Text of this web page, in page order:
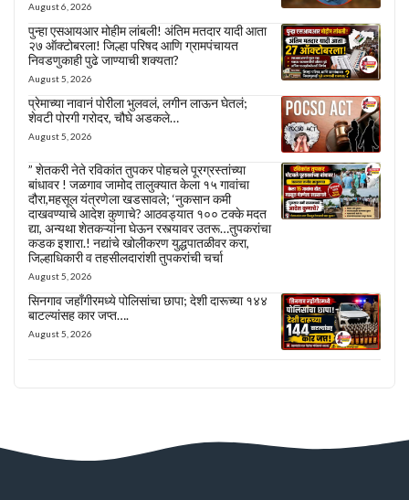
August 6, 2026
पुन्हा एसआयआर मोहीम लांबली! अंतिम मतदार यादी आता
२७ ऑक्टोबरला! जिल्हा परिषद आणि ग्रामपंचायत
निवडणुकाही पुढे जाण्याची शक्यता?
August 5, 2026
प्रेमाच्या नावानं पोरीला भुलवलं, लगीन लाऊन घेतलं;
शेवटी पोरगी गरोदर, चौघे अडकले…
August 5, 2026
” शेतकरी नेते रविकांत तुपकर पोहचले पूरग्रस्तांच्या
बांधावर ! जळगाव जामोद तालुक्यात केला १५ गावांचा
दौरा,महसूल यंत्रणेला खडसावले; ‘नुकसान कमी
दाखवण्याचे आदेश कुणाचे? आठवड्यात १०० टक्के मदत
द्या, अन्यथा शेतकऱ्यांना घेऊन रस्त्यावर उतरू…तुपकरांचा
कडक इशारा.! नद्यांचे खोलीकरण युद्धपातळीवर करा,
जिल्हाधिकारी व तहसीलदारांशी तुपकरांची चर्चा
August 5, 2026
सिनगाव जहाँगीरमध्ये पोलिसांचा छापा; देशी दारूच्या १४४
बाटल्यांसह कार जप्त….
August 5, 2026